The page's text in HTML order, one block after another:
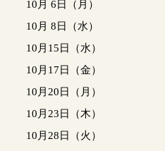
10月 6日（月）
10月 8日（水）
10月15日（水）
10月17日（金）
10月20日（月）
10月23日（木）
10月28日（火）